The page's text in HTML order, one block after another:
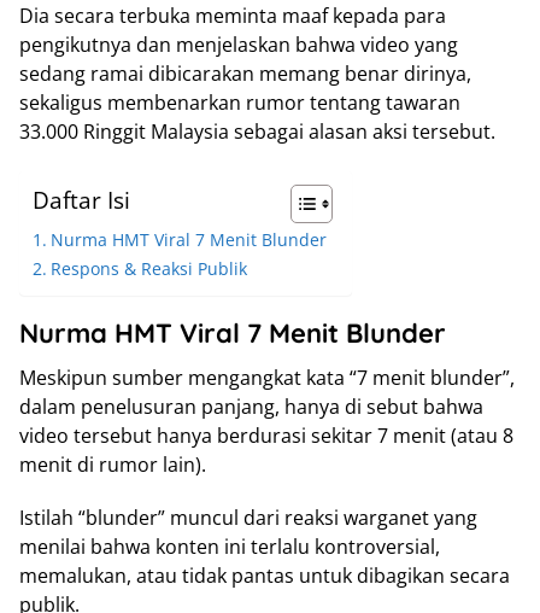
Dia secara terbuka meminta maaf kepada para
pengikutnya dan menjelaskan bahwa video yang
sedang ramai dibicarakan memang benar dirinya,
sekaligus membenarkan rumor tentang tawaran
33.000 Ringgit Malaysia sebagai alasan aksi tersebut.
Daftar Isi
Nurma HMT Viral 7 Menit Blunder
Respons & Reaksi Publik
Nurma HMT Viral 7 Menit Blunder
Meskipun sumber mengangkat kata “7 menit blunder”,
dalam penelusuran panjang, hanya di sebut bahwa
video tersebut hanya berdurasi sekitar 7 menit (atau 8
menit di rumor lain).
Istilah “blunder” muncul dari reaksi warganet yang
menilai bahwa konten ini terlalu kontroversial,
memalukan, atau tidak pantas untuk dibagikan secara
publik.